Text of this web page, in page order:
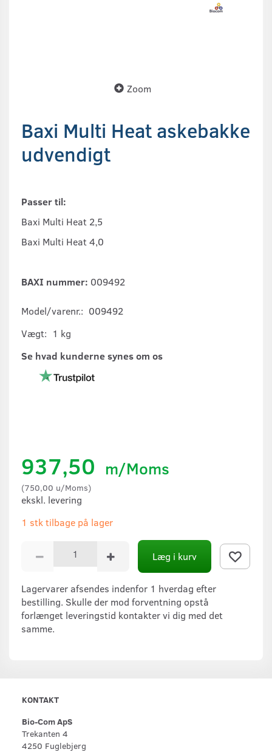
Zoom
Baxi Multi Heat askebakke
udvendigt
Passer til:
Baxi Multi Heat 2,5
Baxi Multi Heat 4,0
BAXI nummer: 009492
Model/varenr.: 009492
Vægt: 1 kg
Se hvad kunderne synes om os
937,50 m/Moms
(750,00 u/Moms)
ekskl. levering
1 stk tilbage på lager
Læg i kurv
Lagervarer afsendes indenfor 1 hverdag efter
bestilling. Skulle der mod forventning opstå
forlænget leveringstid kontakter vi dig med det
samme.
KONTAKT
Bio-Com ApS
Trekanten 4
4250 Fuglebjerg